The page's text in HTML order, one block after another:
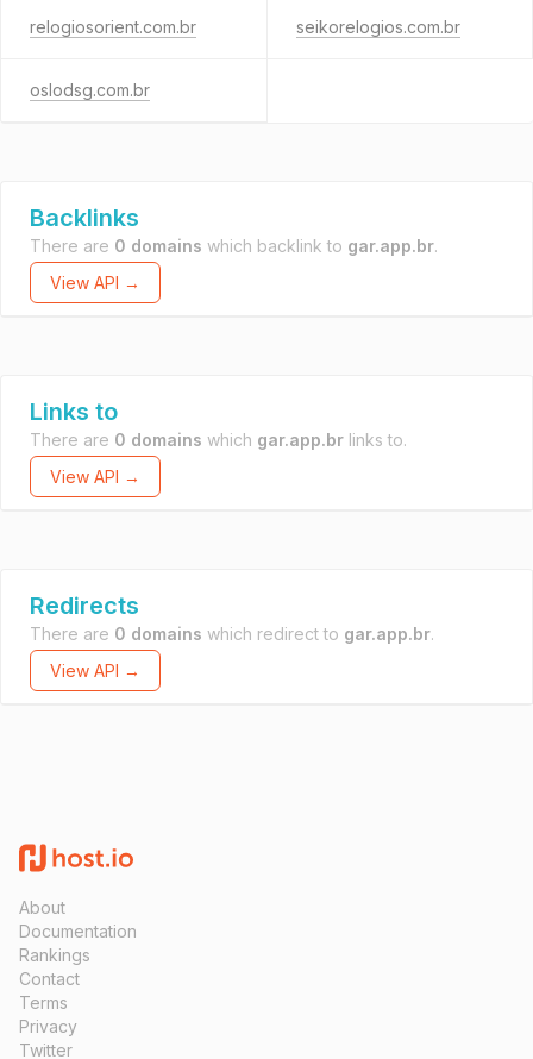
relogiosorient.com.br seikorelogios.com.br
oslodsg.com.br
Backlinks
There are 0 domains which backlink to gar.app.br.
View API →
Links to
There are 0 domains which gar.app.br links to.
View API →
Redirects
There are 0 domains which redirect to gar.app.br.
View API →
About
Documentation
Rankings
Contact
Terms
Privacy
Twitter